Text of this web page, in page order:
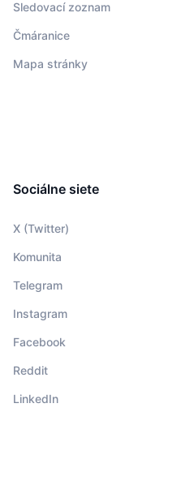
Sledovací zoznam
Čmáranice
Mapa stránky
Sociálne siete
X (Twitter)
Komunita
Telegram
Instagram
Facebook
Reddit
LinkedIn